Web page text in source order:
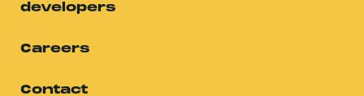
developers
Careers
Contact